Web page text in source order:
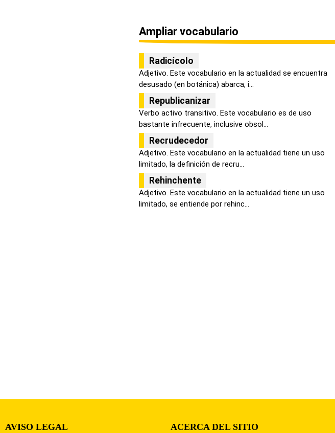
Ampliar vocabulario
Radicícolo
Adjetivo. Este vocabulario en la actualidad se encuentra
desusado (en botánica) abarca, i...
Republicanizar
Verbo activo transitivo. Este vocabulario es de uso
bastante infrecuente, inclusive obsol...
Recrudecedor
Adjetivo. Este vocabulario en la actualidad tiene un uso
limitado, la definición de recru...
Rehinchente
Adjetivo. Este vocabulario en la actualidad tiene un uso
limitado, se entiende por rehinc...
AVISO LEGAL ACERCA DEL SITIO